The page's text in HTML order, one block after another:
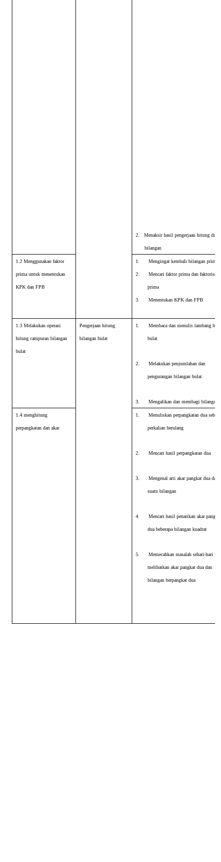
2. Menaksir hasil pengerjaan hitung dua
bilangan
1.2 Menggunakan faktor
prima untuk menentukan
KPK dan FPB
1. Mengingat kembali bilangan prima
2. Mencari faktor prima dan faktorisasi
prima
3. Menentukan KPK dan FPB
1.3 Melakukan operasi
hitung campuran bilangan
bulat
Pengerjaan hitung
bilangan bulat
1. Membaca dan menulis lambang
bulat
2. Melakukan penjumlahan dan
pengurangan bilangan bulat.
3. Mengalikan dan membagi bilangan
1.4 menghitung
perpangkatan dan akar
1. Menuliskan perpangkatan dua
perkalian berulang
2. Mencari hasil perpangkatan dua
3. Mengenal arti akar pangkat dua dari
suatu bilangan
4. Mencari hasil penarikan akar
dua beberapa bilangan kuadrat
5. Memecahkan masalah sehari-hari
melibatkan akar pangkat dua dan
bilangan berpangkat dua